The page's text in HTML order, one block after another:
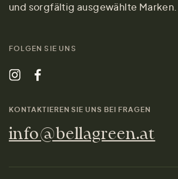
und sorgfältig ausgewählte Marken.
FOLGEN SIE UNS
KONTAKTIEREN SIE UNS BEI FRAGEN
info@bellagreen.at